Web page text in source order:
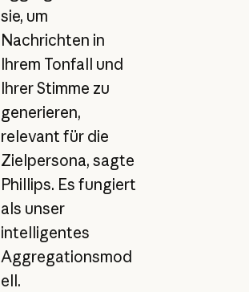
sie, um
Nachrichten in
Ihrem Tonfall und
Ihrer Stimme zu
generieren,
relevant für die
Zielpersona, sagte
Phillips. Es fungiert
als unser
intelligentes
Aggregationsmod
ell.